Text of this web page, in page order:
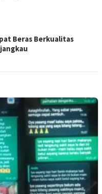
Beras Berkualitas